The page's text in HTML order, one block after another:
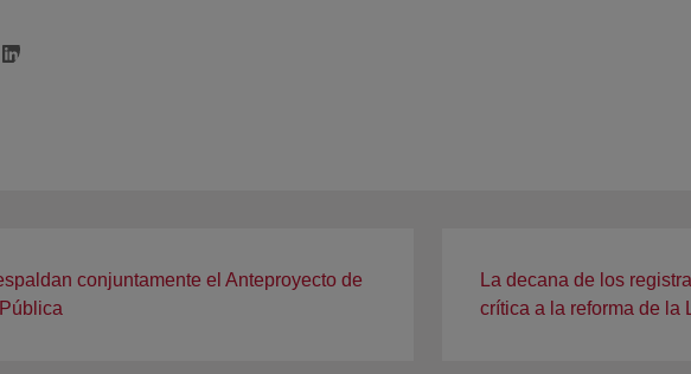
conjuntamente el Anteproyecto de
La decana de los
crítica a la reforma de la